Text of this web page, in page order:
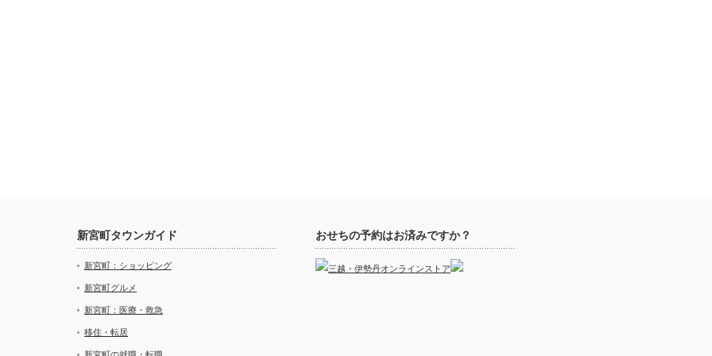
新宮町タウンガイド
新宮町：ショッピング
新宮町グルメ
新宮町：医療・救急
移住・転居
おせちの予約はお済みですか？